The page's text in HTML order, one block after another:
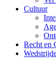
Cultuur
Recht en